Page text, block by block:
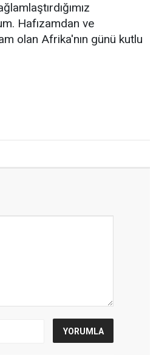
Hafızamdan ve
olan Afrika'nın günü kutlu